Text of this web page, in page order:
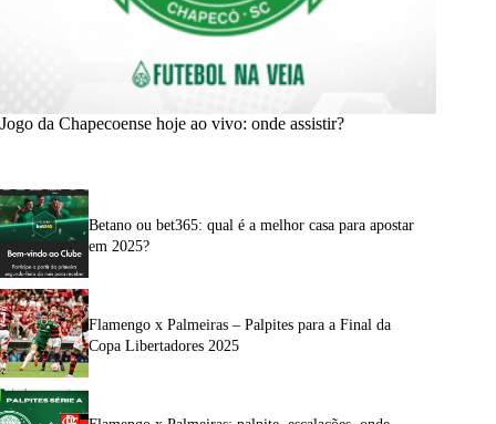
Jogo da Chapecoense hoje ao vivo: onde assistir?
Betano ou bet365: qual é a melhor casa para apostar
em 2025?
Flamengo x Palmeiras – Palpites para a Final da
Copa Libertadores 2025